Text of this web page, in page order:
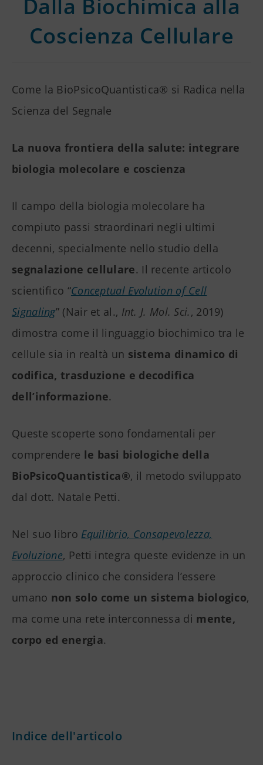
Dalla Biochimica alla
Coscienza Cellulare
Come la BioPsicoQuantistica® si Radica nella
Scienza del Segnale
La nuova frontiera della salute: integrare
biologia molecolare e coscienza
Il campo della biologia molecolare ha
compiuto passi straordinari negli ultimi
decenni, specialmente nello studio della
segnalazione cellulare. Il recente articolo
scientifico “Conceptual Evolution of Cell
Signaling” (Nair et al., Int. J. Mol. Sci., 2019)
dimostra come il linguaggio biochimico tra le
cellule sia in realtà un sistema dinamico di
codifica, trasduzione e decodifica
dell’informazione.
Queste scoperte sono fondamentali per
comprendere le basi biologiche della
BioPsicoQuantistica®, il metodo sviluppato
dal dott. Natale Petti.
Nel suo libro Equilibrio, Consapevolezza,
Evoluzione, Petti integra queste evidenze in un
approccio clinico che considera l’essere
umano non solo come un sistema biologico,
ma come una rete interconnessa di mente,
corpo ed energia.
Indice dell'articolo